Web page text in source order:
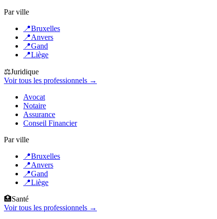
Par ville
📍Bruxelles
📍Anvers
📍Gand
📍Liège
⚖️Juridique
Voir tous les professionnels →
Avocat
Notaire
Assurance
Conseil Financier
Par ville
📍Bruxelles
📍Anvers
📍Gand
📍Liège
🏥Santé
Voir tous les professionnels →